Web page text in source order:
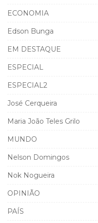
ECONOMIA
Edson Bunga
EM DESTAQUE
ESPECIAL
ESPECIAL2
José Cerqueira
Maria João Teles Grilo
MUNDO
Nelson Domingos
Nok Nogueira
OPINIÃO
PAÍS